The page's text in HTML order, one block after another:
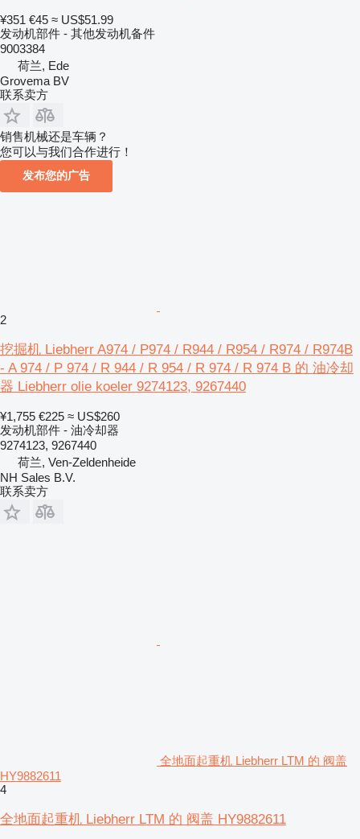
¥351 €45 ≈ US$51.99
发动机部件 - 其他发动机备件
9003384
荷兰, Ede
Grovema BV
联系卖方
销售机械还是车辆？
您可以与我们合作进行！
发布您的广告
2
挖掘机 Liebherr A974 / P974 / R944 / R954 / R974 / R974B
- A 974 / P 974 / R 944 / R 954 / R 974 / R 974 B 的 油冷却
器 Liebherr olie koeler 9274123, 9267440
¥1,755 €225 ≈ US$260
发动机部件 - 油冷却器
9274123, 9267440
荷兰, Ven-Zeldenheide
NH Sales B.V.
联系卖方
全地面起重机 Liebherr LTM 的 阀盖
HY9882611
4
全地面起重机 Liebherr LTM 的 阀盖 HY9882611